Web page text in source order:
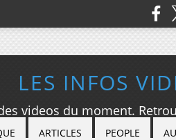
LES INFOS
videos du moment.
ARTICLES PEOPLE